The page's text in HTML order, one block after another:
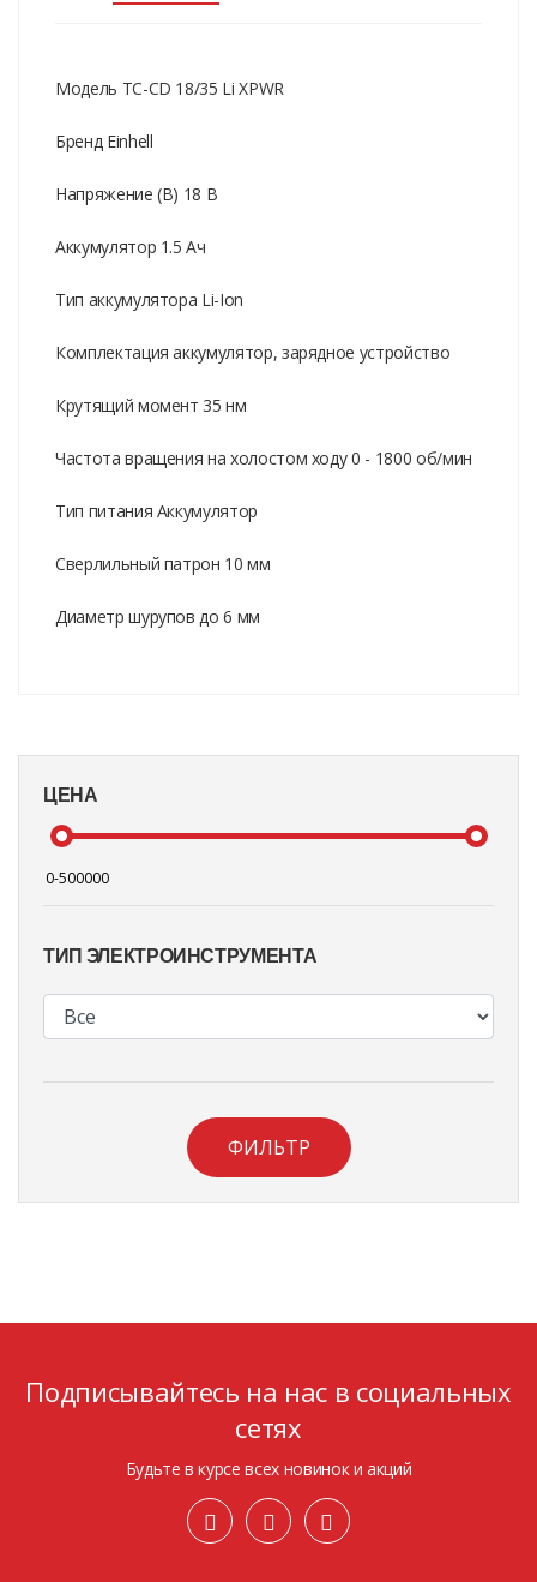
ЦЕНА
ТИП ЭЛЕКТРОИНСТРУМЕНТА
ФИЛЬТР
Модель TC-CD 18/35 Li XPWR
Бренд Einhell
Напряжение (В) 18 В
Аккумулятор 1.5 Ач
Тип аккумулятора Li-Ion
Комплектация аккумулятор, зарядное устройство
Крутящий момент 35 нм
Частота вращения на холостом ходу 0 - 1800 об/мин
Тип питания Аккумулятор
Сверлильный патрон 10 мм
Диаметр шурупов до 6 мм
Подписывайтесь на нас в социальных
сетях
Будьте в курсе всех новинок и акций